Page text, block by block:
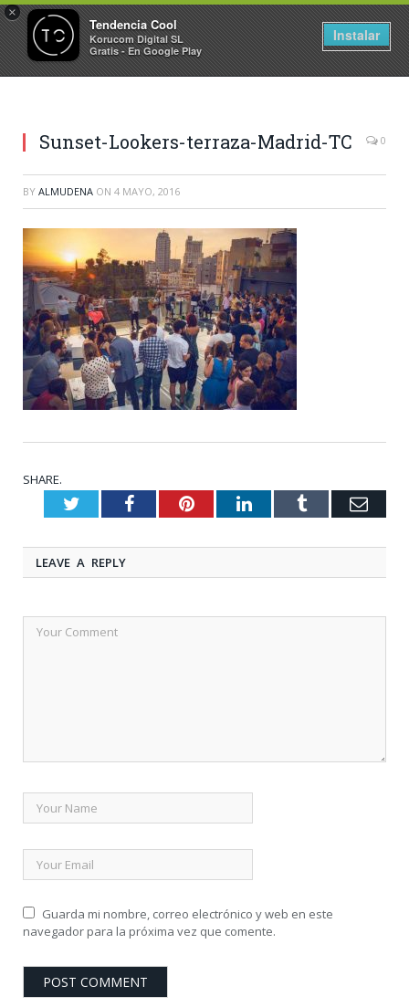
×
Tendencia Cool
Korucom Digital SL
Gratis - En Google Play
Instalar
Sunset-Lookers-terraza-Madrid-TC 0
BY ALMUDENA ON 4 MAYO, 2016
SHARE.
TwitterFacebookPinterestLinkedInTumblr
LEAVE A REPLY
Guarda mi nombre, correo electrónico y web en este
navegador para la próxima vez que comente.